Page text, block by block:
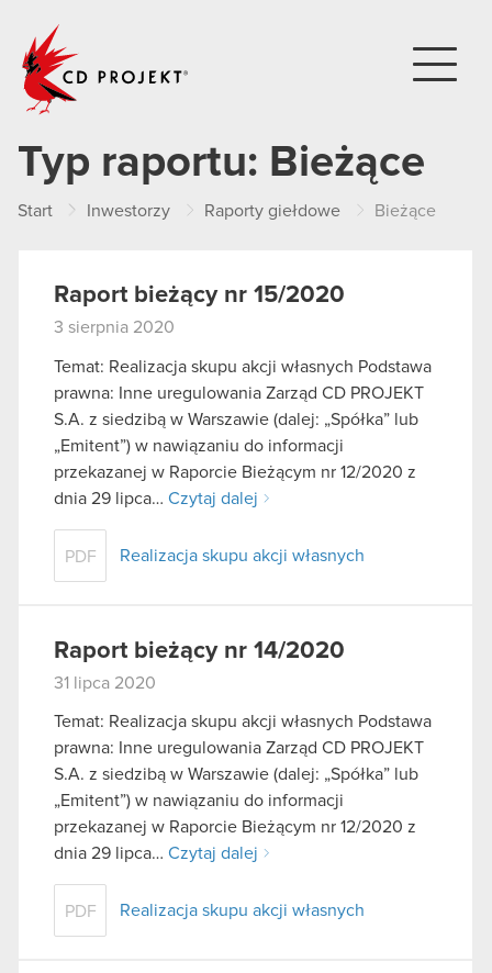
Typ raportu: Bieżące
Start Inwestorzy Raporty giełdowe Bieżące
Raport bieżący nr 15/2020
3 sierpnia 2020
Temat: Realizacja skupu akcji własnych Podstawa
prawna: Inne uregulowania Zarząd CD PROJEKT
S.A. z siedzibą w Warszawie (dalej: „Spółka” lub
„Emitent”) w nawiązaniu do informacji
przekazanej w Raporcie Bieżącym nr 12/2020 z
dnia 29 lipca… Czytaj dalej
PDF Realizacja skupu akcji własnych
Raport bieżący nr 14/2020
31 lipca 2020
Temat: Realizacja skupu akcji własnych Podstawa
prawna: Inne uregulowania Zarząd CD PROJEKT
S.A. z siedzibą w Warszawie (dalej: „Spółka” lub
„Emitent”) w nawiązaniu do informacji
przekazanej w Raporcie Bieżącym nr 12/2020 z
dnia 29 lipca… Czytaj dalej
PDF Realizacja skupu akcji własnych